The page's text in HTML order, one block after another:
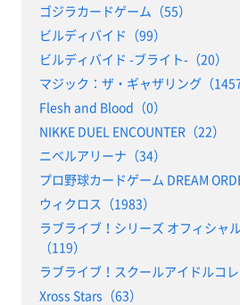
ゴジラカードゲーム（55）
ビルディバイド（99）
ビルディバイド -ブライト-（20）
マジック：ザ・ギャザリング（1457
Flesh and Blood（0）
NIKKE DUEL ENCOUNTER（22）
ニベルアリーナ（34）
プロ野球カードゲーム DREAM
ウィクロス（1983）
ラブライブ！シリーズ オフィシャ
（119）
ラブライブ！スクールアイドルコレ
Xross Stars（63）